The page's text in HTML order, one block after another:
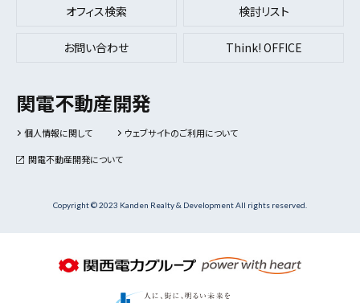
オフィス検索 検討リスト
お問い合わせ Think! OFFICE
関電不動産開発
個人情報に関して ウェブサイトのご利用について
関電不動産開発について
Copyright © 2023 Kanden Realty & Development All rights reserved.